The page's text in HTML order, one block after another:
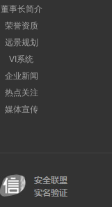
董事长简介
荣誉资质
远景规划
VI系统
企业新闻
热点关注
媒体宣传